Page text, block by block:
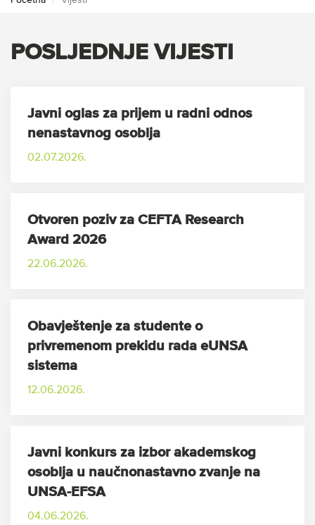
POSLJEDNJE VIJESTI
Javni oglas za prijem u radni odnos
nenastavnog osoblja
02.07.2026.
Otvoren poziv za CEFTA Research
Award 2026
22.06.2026.
Obavještenje za studente o
privremenom prekidu rada eUNSA
sistema
12.06.2026.
Javni konkurs za izbor akademskog
osoblja u naučnonastavno zvanje na
UNSA-EFSA
04.06.2026.